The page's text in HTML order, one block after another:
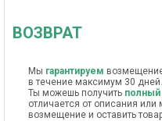
ВОЗВРАТ
Мы гарантируем
в течение максимум 30 дней.
Ты можешь получить полный
отличается от описания
возмещение и оставить